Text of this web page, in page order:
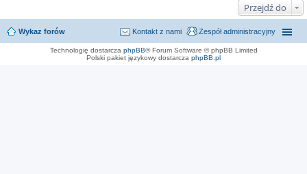
Przejdź do
Wykaz forów Zespół administracyjny
Kontakt z nami
Technologię dostarcza phpBB® Forum Software © phpBB Limited
Polski pakiet językowy dostarcza phpBB.pl